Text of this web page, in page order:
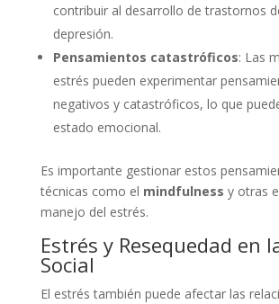
contribuir al desarrollo de trastornos
depresión.
Pensamientos catastróficos: Las
estrés pueden experimentar
negativos y catastróficos, lo que
estado emocional.
Es importante gestionar estos
técnicas como el mindfulness y otras
manejo del estrés.
Estrés y Resequedad en
Social
El estrés también puede afectar las